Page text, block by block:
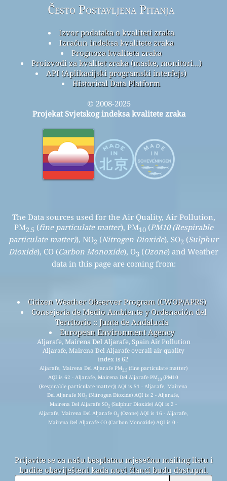
Često Postavljena Pitanja
Izvor podataka o kvaliteti zraka
Izračun indeksa kvalitete zraka
Prognoza kvaliteta zraka
Proizvodi za kvalitet zraka (maske, monitori...)
API (Aplikacijski programski interfejs)
Historical Data Platform
© 2008-2025
Projekat Svjetskog indeksa kvalitete zraka
The Data sources used for the Air Quality, Air Pollution,
PM2.5 (fine particulate matter), PM10(PM10 (Respirable
particulate matter)), NO2 (Nitrogen Dioxide), SO2 (Sulphur
Dioxide), CO (Carbon Monoxide), O3 (Ozone) and Weather
data in this page are coming from:
Citizen Weather Observer Program (CWOP/APRS)
Consejería de Medio Ambiente y Ordenación del
Territorio :: Junta de Andalucía
European Environment Agency
Aljarafe, Mairena Del Aljarafe, Spain Air Pollution
Aljarafe, Mairena Del Aljarafe overall air quality
index is 62
Aljarafe, Mairena Del Aljarafe PM2.5(fine particulate matter)
AQI is 62 - Aljarafe, Mairena Del Aljarafe PM10 (PM10
(Respirable particulate matter)) AQI is 51 - Aljarafe, Mairena
Del Aljarafe NO2 (Nitrogen Dioxide) AQI is 2 - Aljarafe,
Mairena Del Aljarafe SO2 (Sulphur Dioxide) AQI is 2 -
Aljarafe, Mairena Del Aljarafe O3 (Ozone) AQI is 16 - Aljarafe,
Mairena Del Aljarafe CO (Carbon Monoxide) AQI is 0 -
Prijavite se za našu besplatnu mjesečnu mailing listu i
budite obaviješteni kada novi članci budu dostupni.